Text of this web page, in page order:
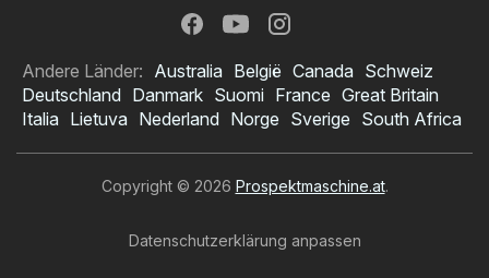
Andere Länder: Australia België Canada Schweiz
Deutschland Danmark Suomi France Great Britain
Italia Lietuva Nederland Norge Sverige South Africa
Copyright © 2026 Prospektmaschine.at.
Datenschutzerklärung anpassen